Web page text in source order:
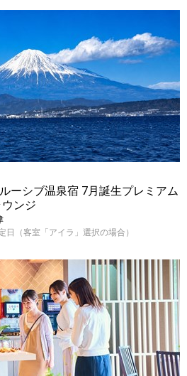
ーシブ温泉宿 7月誕生プレミアム
ンジ
（客室「アイラ」選択の場合）